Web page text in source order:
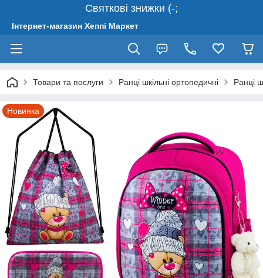
Святкові знижки (-;
Інтернет-магазин Хеппі Маркет
Товари та послуги Ранці шкільні ортопедичні Ранці
Новинка